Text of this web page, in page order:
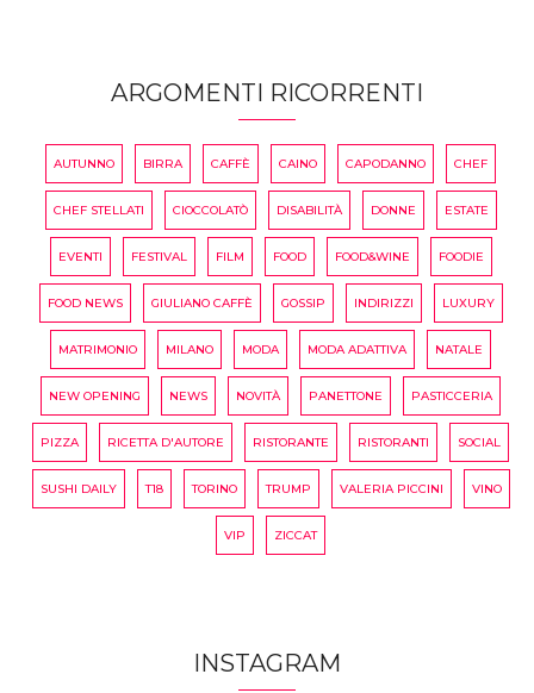
ARGOMENTI RICORRENTI
AUTUNNO BIRRA CAFFÈ CAINO CAPODANNO CHEF
CHEF STELLATI CIOCCOLATÒ DISABILITÀ DONNE ESTATE
EVENTI FESTIVAL FILM FOOD FOOD&WINE FOODIE
FOOD NEWS GIULIANO CAFFÈ GOSSIP INDIRIZZI LUXURY
MATRIMONIO MILANO MODA MODA ADATTIVA NATALE
NEW OPENING NEWS NOVITÀ PANETTONE PASTICCERIA
PIZZA RICETTA D'AUTORE RISTORANTE RISTORANTI SOCIAL
SUSHI DAILY T18 TORINO TRUMP VALERIA PICCINI VINO
VIP ZICCAT
INSTAGRAM